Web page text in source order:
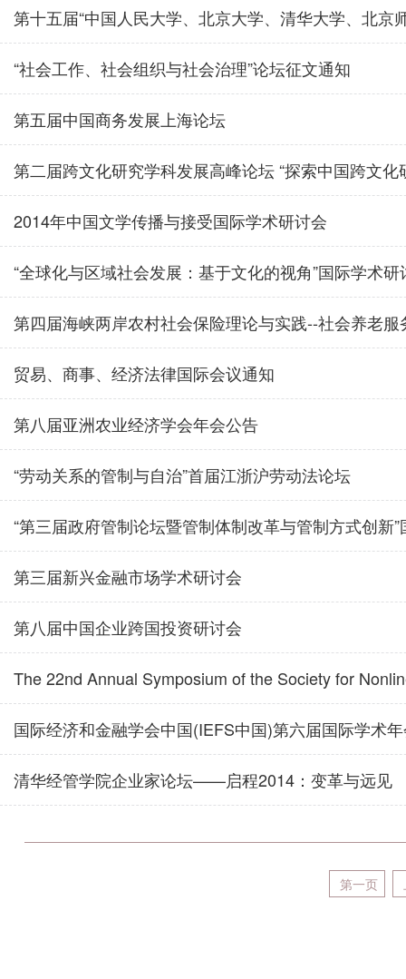
第十五届“中国人民大学、北京大学、清华大学、北京
“社会工作、社会组织与社会治理”论坛征文通知
第五届中国商务发展上海论坛
第二届跨文化研究学科发展高峰论坛 “探索中国跨文化
2014年中国文学传播与接受国际学术研讨会
“全球化与区域社会发展：基于文化的视角”国际学术
第四届海峡两岸农村社会保险理论与实践--社会养老
贸易、商事、经济法律国际会议通知
第八届亚洲农业经济学会年会公告
“劳动关系的管制与自治”首届江浙沪劳动法论坛
“第三届政府管制论坛暨管制体制改革与管制方式创新
第三届新兴金融市场学术研讨会
第八届中国企业跨国投资研讨会
The 22nd Annual Symposium of the Society for
国际经济和金融学会中国(IEFS中国)第六届国际学术
清华经管学院企业家论坛——启程2014：变革与远见
第一页